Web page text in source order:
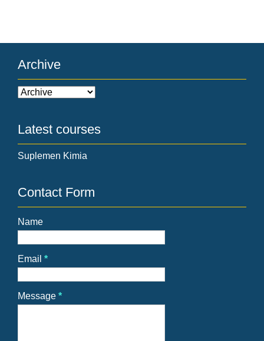
Archive
Latest courses
Suplemen Kimia
Contact Form
Name
Email *
Message *